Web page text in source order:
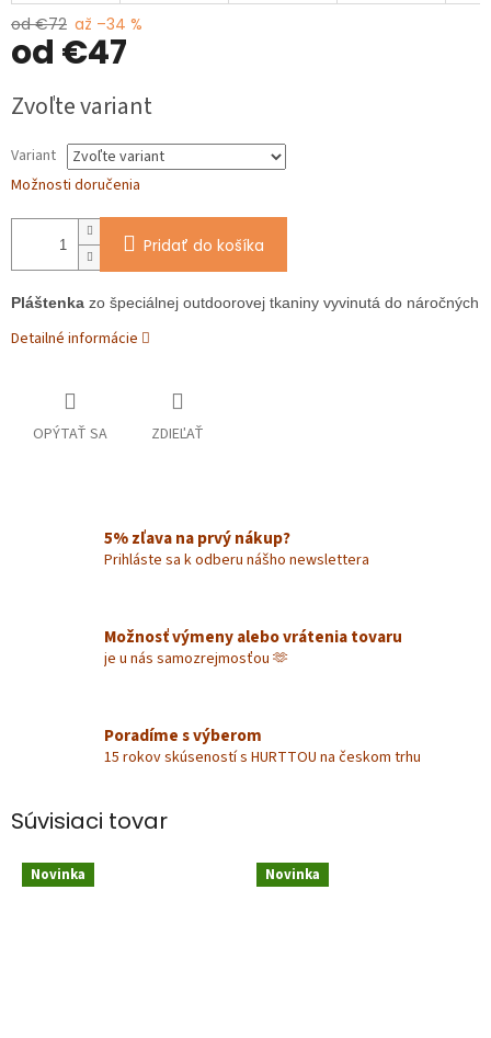
od €72 až –34 %
od €47
cena:
Zvoľte variant
Variant
Možnosti doručenia
Pridať do košíka
Pláštenka zo špeciálnej outdoorovej tkaniny vyvinutá do náročných
Detailné informácie
OPÝTAŤ SA ZDIEĽAŤ
5% zľava na prvý nákup?
Prihláste sa k odberu nášho newslettera
Možnosť výmeny alebo vrátenia tovaru
je u nás samozrejmosťou 🫶
Poradíme s výberom
15 rokov skúseností s HURTTOU na českom trhu
Súvisiaci tovar
Novinka Novinka